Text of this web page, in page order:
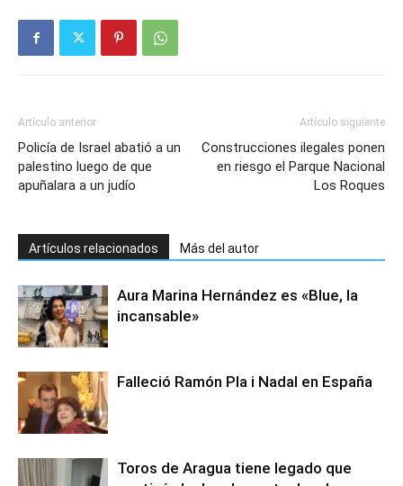
Artículo anterior
Policía de Israel abatió a un
palestino luego de que
apuñalara a un judío
Artículo siguiente
Construcciones ilegales ponen
en riesgo el Parque Nacional
Los Roques
Artículos relacionados Más del autor
Aura Marina Hernández es «Blue, la
incansable»
Falleció Ramón Pla i Nadal en España
Toros de Aragua tiene legado que